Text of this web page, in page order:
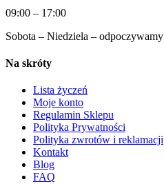
09:00 – 17:00
Sobota – Niedziela – odpoczywamy
Na skróty
Lista życzeń
Moje konto
Regulamin Sklepu
Polityka Prywatności
Polityka zwrotów i reklamacji
Kontakt
Blog
FAQ